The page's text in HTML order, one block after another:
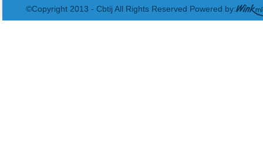
©Copyright 2013 - Cbtij All Rights Reserved Powered by: